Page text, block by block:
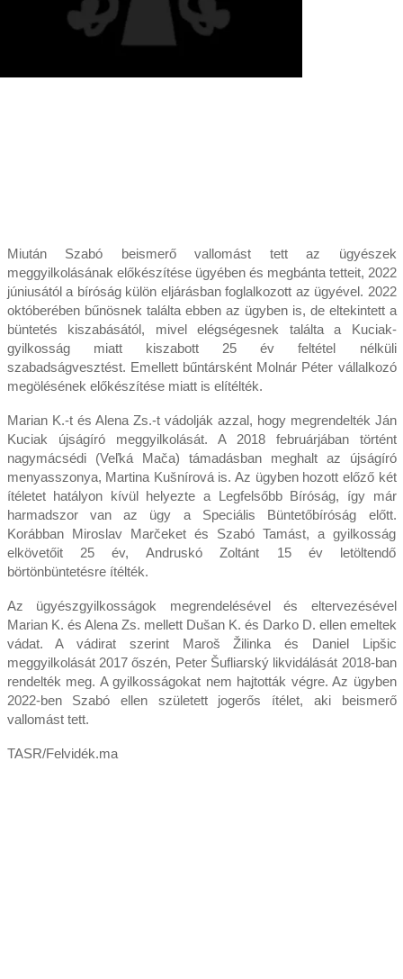
Miután Szabó beismerő vallomást tett az ügyészek
meggyilkolásának előkészítése ügyében és megbánta tetteit, 2022
júniusától a bíróság külön eljárásban foglalkozott az ügyével. 2022
októberében bűnösnek találta ebben az ügyben is, de eltekintett a
büntetés kiszabásától, mivel elégségesnek találta a Kuciak-
gyilkosság miatt kiszabott 25 év feltétel nélküli
szabadságvesztést. Emellett bűntársként Molnár Péter vállalkozó
megölésének előkészítése miatt is elítélték.
Marian K.-t és Alena Zs.-t vádolják azzal, hogy megrendelték Ján
Kuciak újságíró meggyilkolását. A 2018 februárjában történt
nagymácsédi (Veľká Mača) támadásban meghalt az újságíró
menyasszonya, Martina Kušnírová is. Az ügyben hozott előző két
ítéletet hatályon kívül helyezte a Legfelsőbb Bíróság, így már
harmadszor van az ügy a Speciális Büntetőbíróság előtt.
Korábban Miroslav Marčeket és Szabó Tamást, a gyilkosság
elkövetőit 25 év, Andruskó Zoltánt 15 év letöltendő
börtönbüntetésre ítélték.
Az ügyészgyilkosságok megrendelésével és eltervezésével
Marian K. és Alena Zs. mellett Dušan K. és Darko D. ellen emeltek
vádat. A vádirat szerint Maroš Žilinka és Daniel Lipšic
meggyilkolását 2017 őszén, Peter Šufliarský likvidálását 2018-ban
rendelték meg. A gyilkosságokat nem hajtották végre. Az ügyben
2022-ben Szabó ellen született jogerős ítélet, aki beismerő
vallomást tett.
TASR/Felvidék.ma